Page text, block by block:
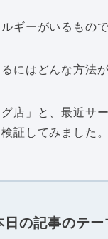
ギーがいるもの
にはどんな方法
店」と、最近サ
証してみました
日の記事のテー